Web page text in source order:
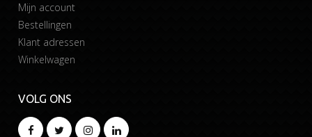
Mijn account
Bestellingen
Klant adressen
Winkelwagen
VOLG ONS